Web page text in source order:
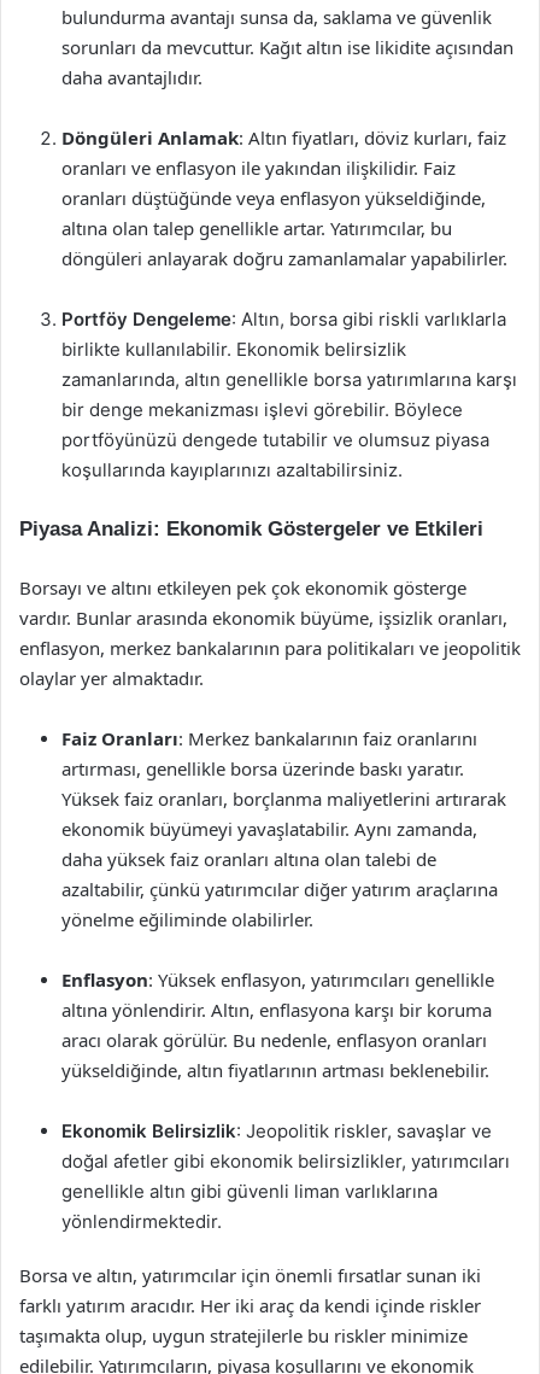
bulundurma avantajı sunsa da, saklama ve güvenlik
sorunları da mevcuttur. Kağıt altın ise likidite açısından
daha avantajlıdır.
Döngüleri Anlamak: Altın fiyatları, döviz kurları, faiz
oranları ve enflasyon ile yakından ilişkilidir. Faiz
oranları düştüğünde veya enflasyon yükseldiğinde,
altına olan talep genellikle artar. Yatırımcılar, bu
döngüleri anlayarak doğru zamanlamalar yapabilirler.
Portföy Dengeleme: Altın, borsa gibi riskli varlıklarla
birlikte kullanılabilir. Ekonomik belirsizlik
zamanlarında, altın genellikle borsa yatırımlarına karşı
bir denge mekanizması işlevi görebilir. Böylece
portföyünüzü dengede tutabilir ve olumsuz piyasa
koşullarında kayıplarınızı azaltabilirsiniz.
Piyasa Analizi: Ekonomik Göstergeler ve Etkileri
Borsayı ve altını etkileyen pek çok ekonomik gösterge
vardır. Bunlar arasında ekonomik büyüme, işsizlik oranları,
enflasyon, merkez bankalarının para politikaları ve jeopolitik
olaylar yer almaktadır.
Faiz Oranları: Merkez bankalarının faiz oranlarını
artırması, genellikle borsa üzerinde baskı yaratır.
Yüksek faiz oranları, borçlanma maliyetlerini artırarak
ekonomik büyümeyi yavaşlatabilir. Aynı zamanda,
daha yüksek faiz oranları altına olan talebi de
azaltabilir, çünkü yatırımcılar diğer yatırım araçlarına
yönelme eğiliminde olabilirler.
Enflasyon: Yüksek enflasyon, yatırımcıları genellikle
altına yönlendirir. Altın, enflasyona karşı bir koruma
aracı olarak görülür. Bu nedenle, enflasyon oranları
yükseldiğinde, altın fiyatlarının artması beklenebilir.
Ekonomik Belirsizlik: Jeopolitik riskler, savaşlar ve
doğal afetler gibi ekonomik belirsizlikler, yatırımcıları
genellikle altın gibi güvenli liman varlıklarına
yönlendirmektedir.
Borsa ve altın, yatırımcılar için önemli fırsatlar sunan iki
farklı yatırım aracıdır. Her iki araç da kendi içinde riskler
taşımakta olup, uygun stratejilerle bu riskler minimize
edilebilir. Yatırımcıların, piyasa koşullarını ve ekonomik